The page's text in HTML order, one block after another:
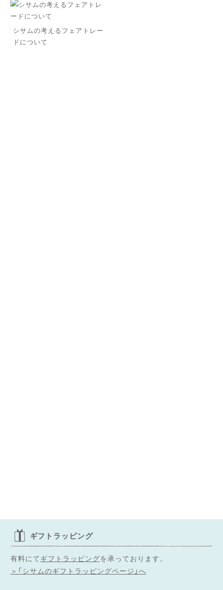
シサムの考えるフェアトレー
ドについて
ギフトラッピング
有料にて ギフトラッピングを承っております。
＞「シサムのギフトラッピングページ」へ